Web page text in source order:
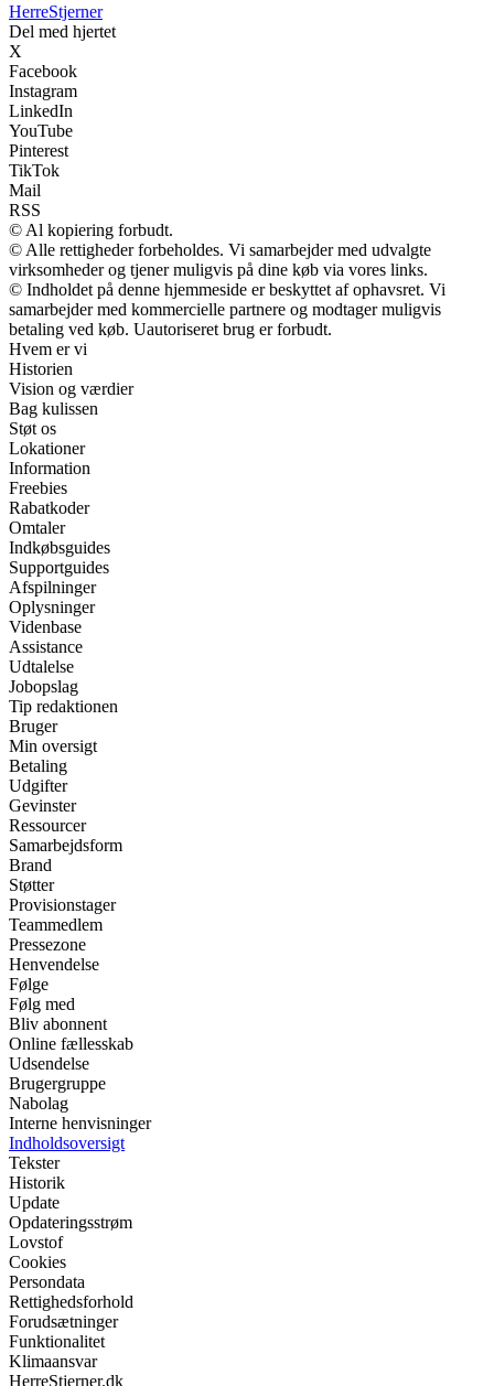
HerreStjerner
Del med hjertet
X
Facebook
Instagram
LinkedIn
YouTube
Pinterest
TikTok
Mail
RSS
© Al kopiering forbudt.
© Alle rettigheder forbeholdes. Vi samarbejder med udvalgte
virksomheder og tjener muligvis på dine køb via vores links.
© Indholdet på denne hjemmeside er beskyttet af ophavsret. Vi
samarbejder med kommercielle partnere og modtager muligvis
betaling ved køb. Uautoriseret brug er forbudt.
Hvem er vi
Historien
Vision og værdier
Bag kulissen
Støt os
Lokationer
Information
Freebies
Rabatkoder
Omtaler
Indkøbsguides
Supportguides
Afspilninger
Oplysninger
Videnbase
Assistance
Udtalelse
Jobopslag
Tip redaktionen
Bruger
Min oversigt
Betaling
Udgifter
Gevinster
Ressourcer
Samarbejdsform
Brand
Støtter
Provisionstager
Teammedlem
Pressezone
Henvendelse
Følge
Følg med
Bliv abonnent
Online fællesskab
Udsendelse
Brugergruppe
Nabolag
Interne henvisninger
Indholdsoversigt
Tekster
Historik
Update
Opdateringsstrøm
Lovstof
Cookies
Persondata
Rettighedsforhold
Forudsætninger
Funktionalitet
Klimaansvar
HerreStjerner.dk